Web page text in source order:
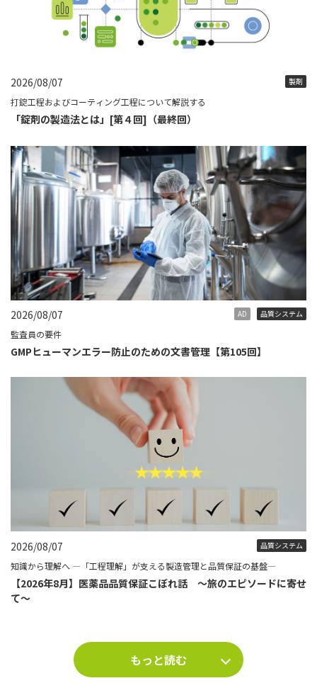
2026/08/07 製剤
打錠工程およびコーティング工程について解説する
「錠剤の製造法とは」[第４回]（最終回）
2026/08/07 AD 品質システム
監査員の要件
GMPヒューマンエラー防止のための文書管理【第105回】
2026/08/07 品質システム
知識から理解へ ―「工程理解」が支える製造管理と品質保証の基盤―
【2026年8月】医薬品品質保証こぼれ話 ～旅のエピソードに寄せ
て～
もっと読む